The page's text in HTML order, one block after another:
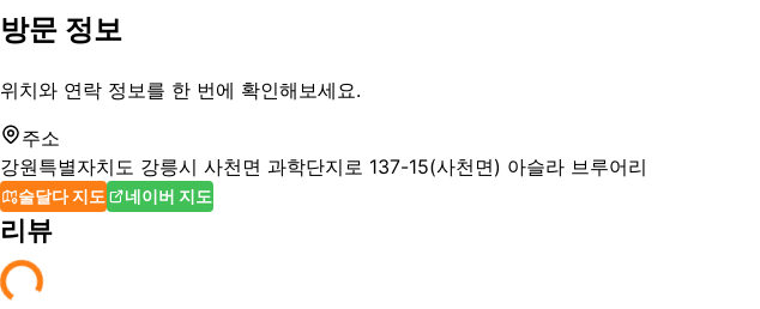
방문 정보
위치와 연락 정보를 한 번에 확인해보세요.
주소
강원특별자치도 강릉시 사천면 과학단지로 137-15(사천면) 아슬라 브루어리
술달다 지도 네이버 지도
리뷰